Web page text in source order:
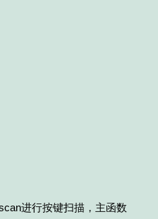
进行按键扫描，主函数